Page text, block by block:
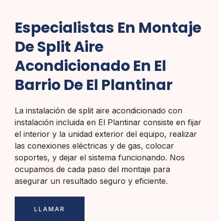
Especialistas En Montaje
De Split Aire
Acondicionado En El
Barrio De El Plantinar
La instalación de split aire acondicionado con
instalación incluida en El Plantinar consiste en fijar
el interior y la unidad exterior del equipo, realizar
las conexiones eléctricas y de gas, colocar
soportes, y dejar el sistema funcionando. Nos
ocupamos de cada paso del montaje para
asegurar un resultado seguro y eficiente.
LLAMAR